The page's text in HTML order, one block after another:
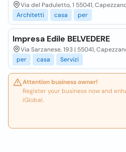
Via del Paduletto, 1 55041,
Architetti
casa per
Impresa Edile BELVEDERE
Via Sarzanese, 193 | 55041,
per
casa Servizi
Attention business owner!
Register your business now and
iGlobal.